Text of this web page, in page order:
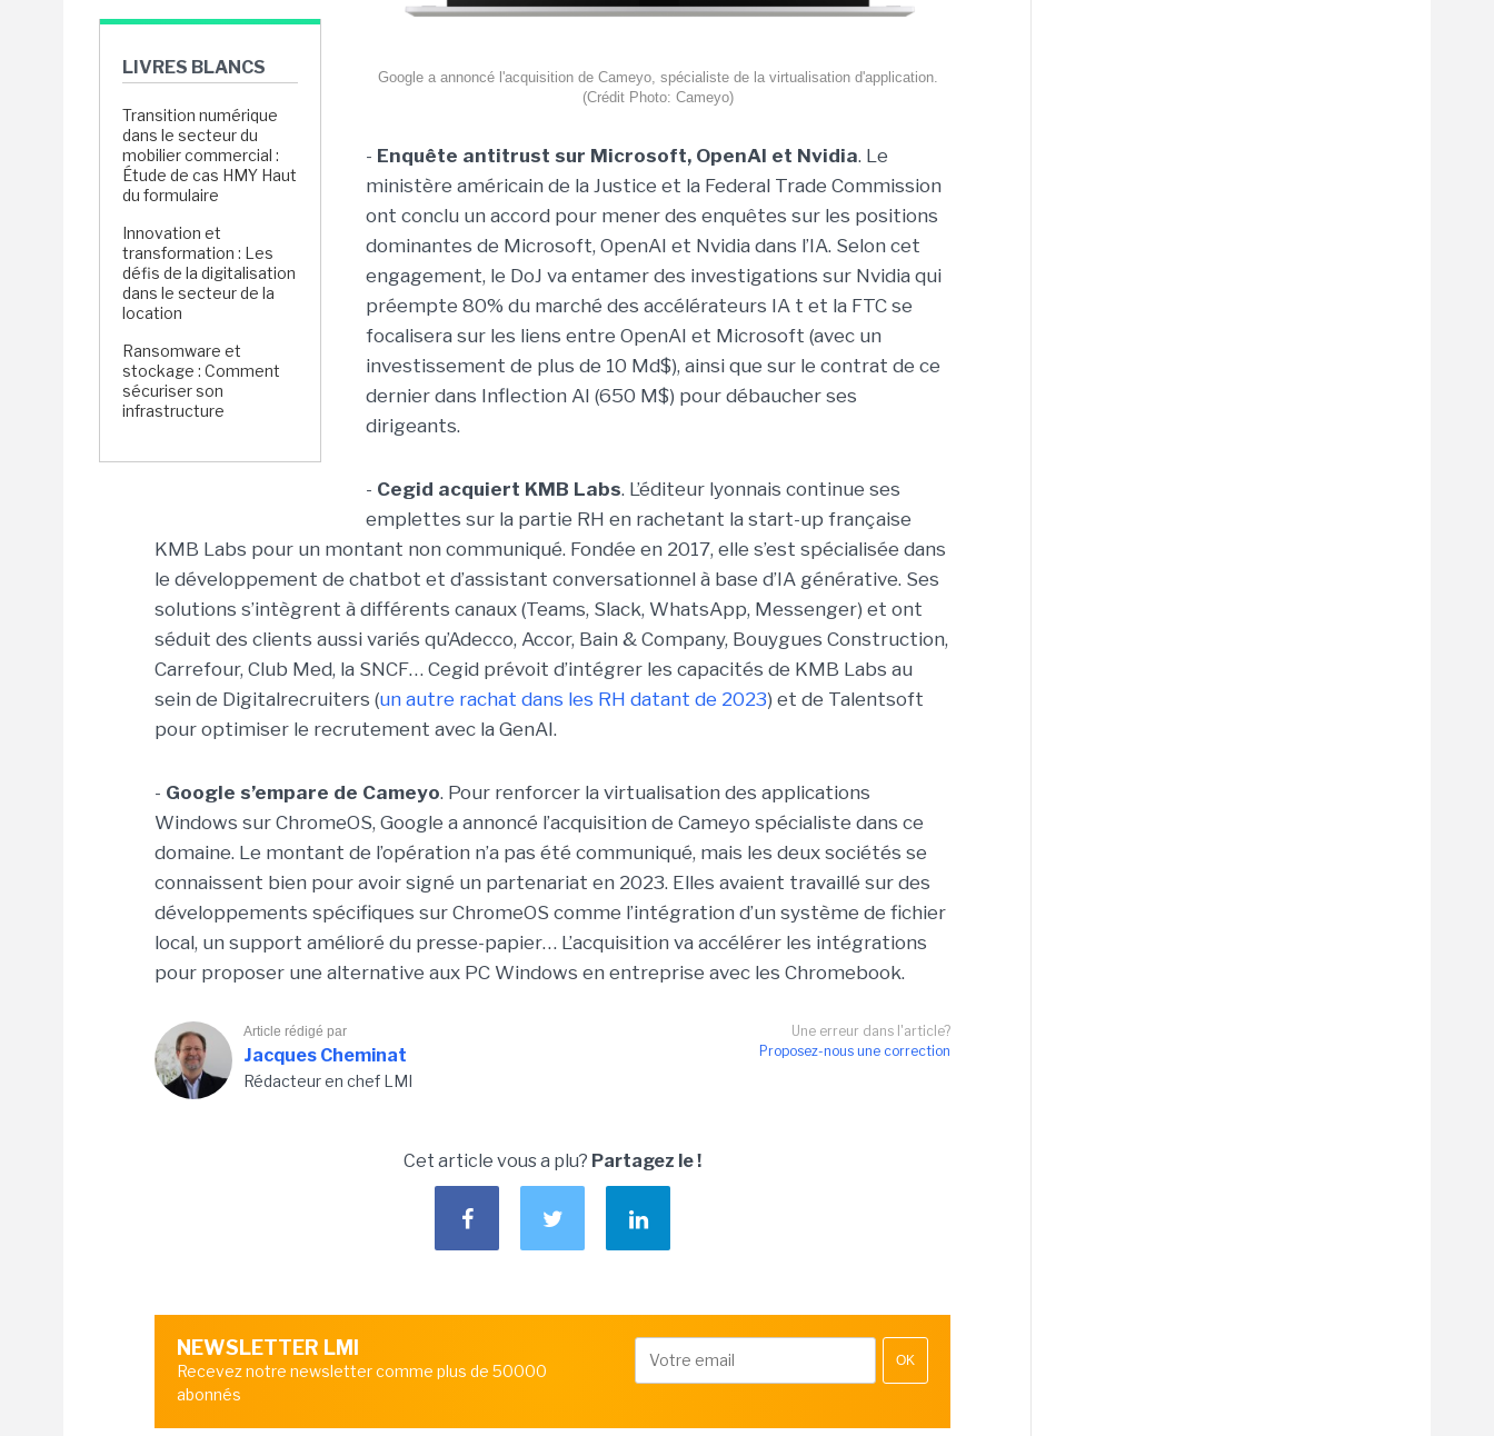
LIVRES BLANCS
Transition numérique
dans le secteur du
mobilier commercial :
Étude de cas HMY Haut
du formulaire
Innovation et
transformation : Les
défis de la digitalisation
dans le secteur de la
location
Ransomware et
stockage : Comment
sécuriser son
infrastructure
Google a annoncé l'acquisition de Cameyo, spécialiste de la virtualisation d'application.
(Crédit Photo: Cameyo)
- Enquête antitrust sur Microsoft, OpenAI et Nvidia. Le
ministère américain de la Justice et la Federal Trade Commission
ont conclu un accord pour mener des enquêtes sur les positions
dominantes de Microsoft, OpenAI et Nvidia dans l’IA. Selon cet
engagement, le DoJ va entamer des investigations sur Nvidia qui
préempte 80% du marché des accélérateurs IA t et la FTC se
focalisera sur les liens entre OpenAI et Microsoft (avec un
investissement de plus de 10 Md$), ainsi que sur le contrat de ce
dernier dans Inflection AI (650 M$) pour débaucher ses
dirigeants.
- Cegid acquiert KMB Labs. L’éditeur lyonnais continue ses
emplettes sur la partie RH en rachetant la start-up française
KMB Labs pour un montant non communiqué. Fondée en 2017, elle s’est spécialisée dans
le développement de chatbot et d’assistant conversationnel à base d’IA générative. Ses
solutions s’intègrent à différents canaux (Teams, Slack, WhatsApp, Messenger) et ont
séduit des clients aussi variés qu’Adecco, Accor, Bain & Company, Bouygues Construction,
Carrefour, Club Med, la SNCF… Cegid prévoit d’intégrer les capacités de KMB Labs au
sein de Digitalrecruiters (un autre rachat dans les RH datant de 2023) et de Talentsoft
pour optimiser le recrutement avec la GenAI.
- Google s’empare de Cameyo. Pour renforcer la virtualisation des applications
Windows sur ChromeOS, Google a annoncé l’acquisition de Cameyo spécialiste dans ce
domaine. Le montant de l’opération n’a pas été communiqué, mais les deux sociétés se
connaissent bien pour avoir signé un partenariat en 2023. Elles avaient travaillé sur des
développements spécifiques sur ChromeOS comme l’intégration d’un système de fichier
local, un support amélioré du presse-papier… L’acquisition va accélérer les intégrations
pour proposer une alternative aux PC Windows en entreprise avec les Chromebook.
Une erreur dans l'article?
Proposez-nous une correction
Article rédigé par
Jacques Cheminat
Rédacteur en chef LMI
Cet article vous a plu? Partagez le !
NEWSLETTER LMI
Recevez notre newsletter comme plus de 50000
abonnés
OK